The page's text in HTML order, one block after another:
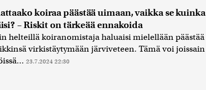
koiraa päästää uimaan, vaikka se kuinka
– Riskit on tärkeää ennakoida
helteillä koiranomistaja haluaisi mielellään päästää
virkistäytymään järviveteen. Tämä voi joissain
23.7.2024 22:30